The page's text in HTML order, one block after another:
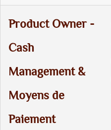
Product Owner -
Cash
Management &
Moyens de
Paiement